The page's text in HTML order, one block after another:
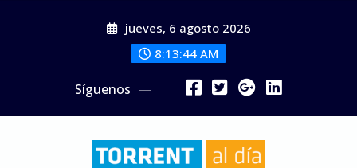
jueves, 6 agosto 2026
8:13:46 AM
Síguenos